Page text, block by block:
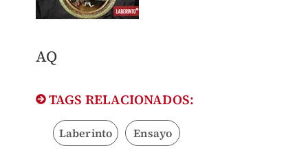
AQ
TAGS RELACIONADOS:
Laberinto Ensayo